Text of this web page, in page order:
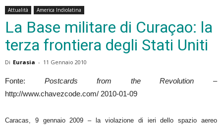
Attualità America Indiolatina
La Base militare di Curaçao: la
terza frontiera degli Stati Uniti
Di Eurasia - 11 Gennaio 2010
Fonte: Postcards from the Revolution –
http://www.chavezcode.com/ 2010-01-09
Caracas, 9 gennaio 2009 – la violazione di ieri dello spazio aereo